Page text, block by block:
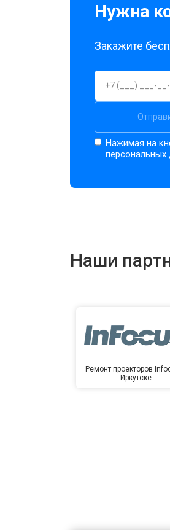
Нужна
Закажите
Нажимая на
персональных
Наши
Ремонт проекторов
Иркутске